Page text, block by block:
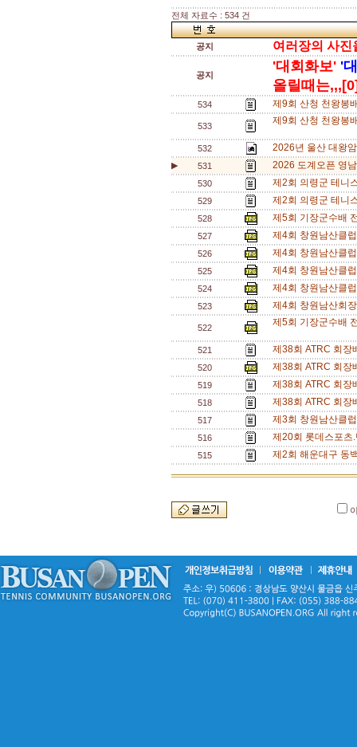
전체 자료수 : 534 건
공지 여러장의 사진
공지
'대회화보' '
올릴때는
534 제9회 산청 천왕봉
533 제9회 산청 천왕봉
532 2026년 울산 대왕
▶ 531 2026 도계오픈 영
530 제2회 의령군 테니
529 제2회 의령군 테니
528 제5회 기장군수배
527 제4회 창원남산클
526 제4회 창원남산클
525 제4회 창원남산클
524 제4회 창원남산클
523 제4회 창원남산회
522 제5회 기장군수배
521 제38회 ATRC 회
520 제38회 ATRC 회
519 제38회 ATRC 회
518 제38회 ATRC 회
517 제3회 창원남산클
516 제20회 롯데스포
515 제2회 해운대구 동